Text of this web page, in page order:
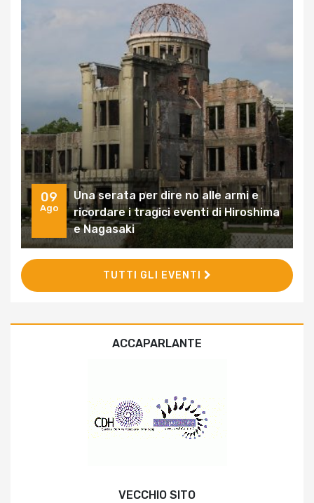
09
Ago
Una serata per dire no alle armi e
ricordare i tragici eventi di Hiroshima
e Nagasaki
TUTTI GLI EVENTI
ACCAPARLANTE
VECCHIO SITO